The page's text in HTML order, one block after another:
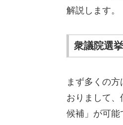
解説します。
衆議院選
まず多くの
おりまして
候補」が可能